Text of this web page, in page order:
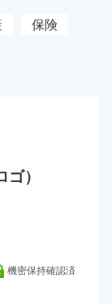
保険
）
機密保持確認済